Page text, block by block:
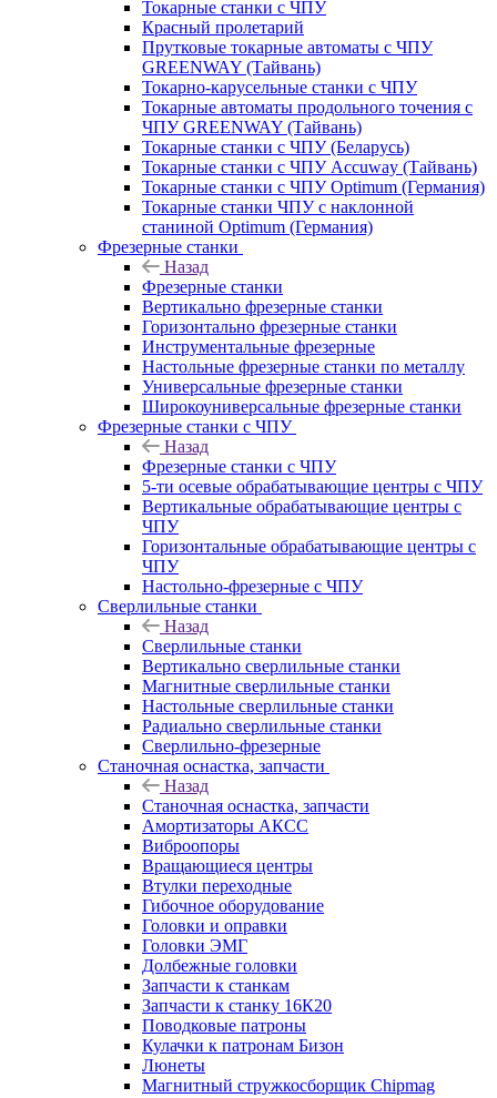
Токарные станки с ЧПУ
Красный пролетарий
Прутковые токарные автоматы с ЧПУ
GREENWAY (Тайвань)
Токарно-карусельные станки с ЧПУ
Токарные автоматы продольного точения с
ЧПУ GREENWAY (Тайвань)
Токарные станки с ЧПУ (Беларусь)
Токарные станки с ЧПУ Accuway (Тайвань)
Токарные станки с ЧПУ Optimum (Германия)
Токарные станки ЧПУ с наклонной
станиной Optimum (Германия)
Фрезерные станки
Назад
Фрезерные станки
Вертикально фрезерные станки
Горизонтально фрезерные станки
Инструментальные фрезерные
Настольные фрезерные станки по металлу
Универсальные фрезерные станки
Широкоуниверсальные фрезерные станки
Фрезерные станки с ЧПУ
Назад
Фрезерные станки с ЧПУ
5-ти осевые обрабатывающие центры с ЧПУ
Вертикальные обрабатывающие центры с
ЧПУ
Горизонтальные обрабатывающие центры с
ЧПУ
Настольно-фрезерные с ЧПУ
Сверлильные станки
Назад
Сверлильные станки
Вертикально сверлильные станки
Магнитные сверлильные станки
Настольные сверлильные станки
Радиально сверлильные станки
Сверлильно-фрезерные
Станочная оснастка, запчасти
Назад
Станочная оснастка, запчасти
Амортизаторы АКСС
Виброопоры
Вращающиеся центры
Втулки переходные
Гибочное оборудование
Головки и оправки
Головки ЭМГ
Долбежные головки
Запчасти к станкам
Запчасти к станку 16К20
Поводковые патроны
Кулачки к патронам Бизон
Люнеты
Магнитный стружкосборщик Chipmag